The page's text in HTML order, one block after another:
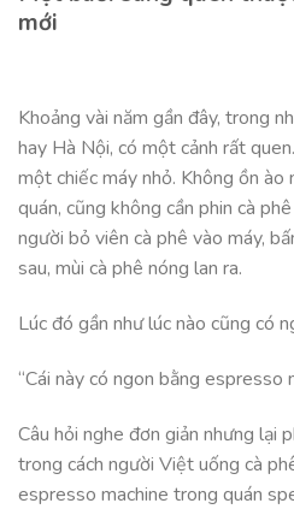
mới
Khoảng vài năm gần đây, trong
hay Hà Nội, có một cảnh rất
một chiếc máy nhỏ. Không ồn
quán, cũng không cần phin cà
người bỏ viên cà phê vào máy,
sau, mùi cà phê nóng lan ra.
Lúc đó gần như lúc nào cũng có
“Cái này có ngon bằng espresso
Câu hỏi nghe đơn giản nhưng lại
trong cách người Việt uống cà
espresso machine trong quán